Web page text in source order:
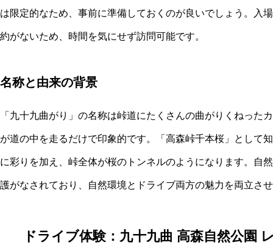
は限定的なため、事前に準備しておくのが良いでしょう。入
約がないため、時間を気にせず訪問可能です。
名称と由来の背景
「九十九曲がり」の名称は峠道にたくさんの曲がりくねった
が道の中を走るだけで印象的です。「高森峠千本桜」として
に彩りを加え、峠全体が桜のトンネルのようになります。自
護がなされており、自然環境とドライブ両方の魅力を両立さ
ドライブ体験：九十九曲 高森自然公園